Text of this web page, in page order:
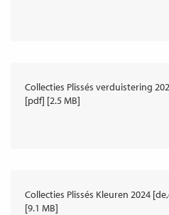
Collecties Plissés verduistering
[pdf] [2.5 MB]
Collecties Plissés Kleuren 2024
[9.1 MB]